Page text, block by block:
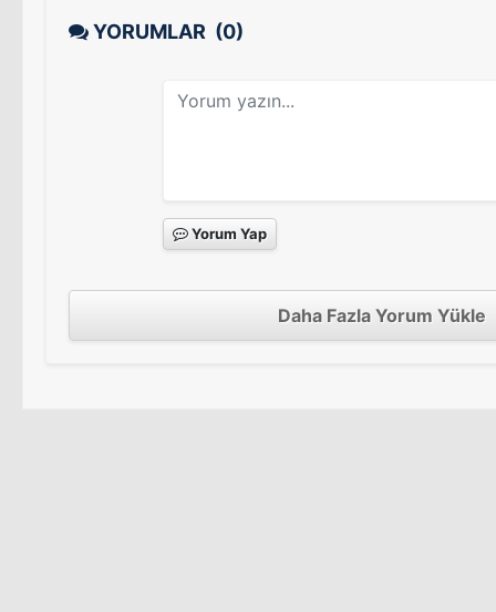
YORUMLAR (0)
Yorum Yap
Daha Fazla Yorum Yükle